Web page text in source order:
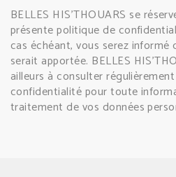
BELLES HIS'THOUARS se
présente politique de
cas échéant, vous serez
serait apportée. BELLES
ailleurs à consulter
confidentialité pour toute
traitement de vos données